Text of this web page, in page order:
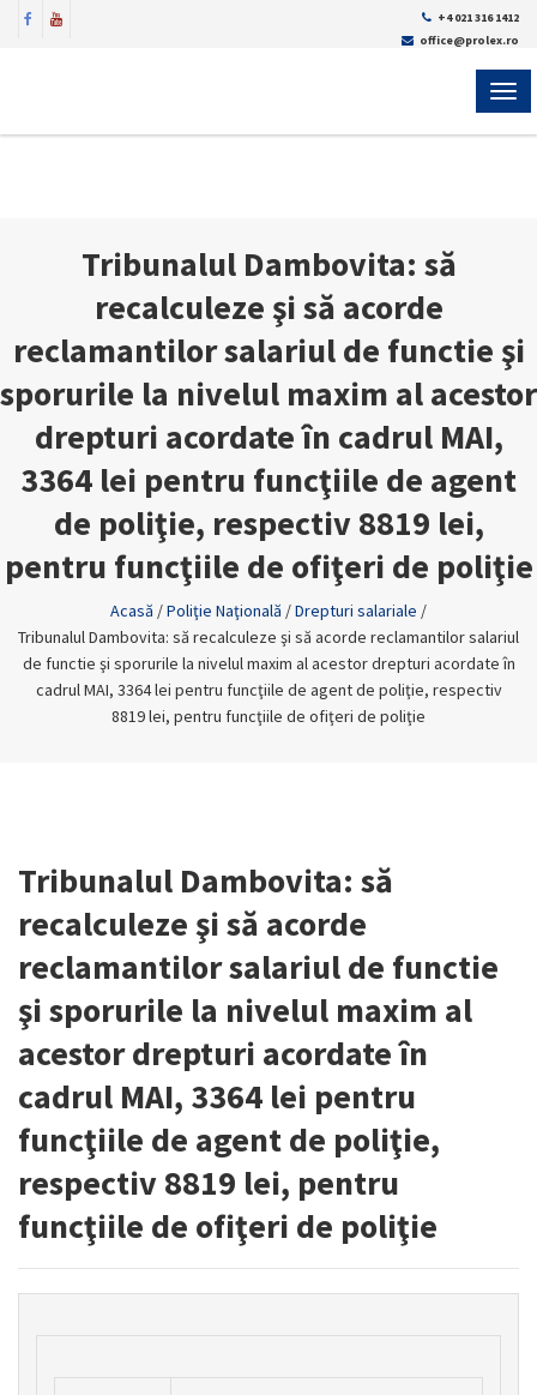
+4 021 316 1412
office@prolex.ro
Tribunalul Dambovita: să
recalculeze şi să acorde
reclamantilor salariul de functie şi
sporurile la nivelul maxim al acestor
drepturi acordate în cadrul MAI,
3364 lei pentru funcţiile de agent
de poliţie, respectiv 8819 lei,
pentru funcţiile de ofiţeri de poliţie
Acasă /Poliţie Naţională /Drepturi salariale /
Tribunalul Dambovita: să recalculeze şi să acorde reclamantilor salariul
de functie şi sporurile la nivelul maxim al acestor drepturi acordate în
cadrul MAI, 3364 lei pentru funcţiile de agent de poliţie, respectiv
8819 lei, pentru funcţiile de ofiţeri de poliţie
Tribunalul Dambovita: să
recalculeze şi să acorde
reclamantilor salariul de functie
şi sporurile la nivelul maxim al
acestor drepturi acordate în
cadrul MAI, 3364 lei pentru
funcţiile de agent de poliţie,
respectiv 8819 lei, pentru
funcţiile de ofiţeri de poliţie